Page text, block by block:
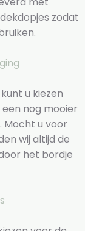
zodat
u kiezen
nog mooier
u voor
wij altijd de
het bordje